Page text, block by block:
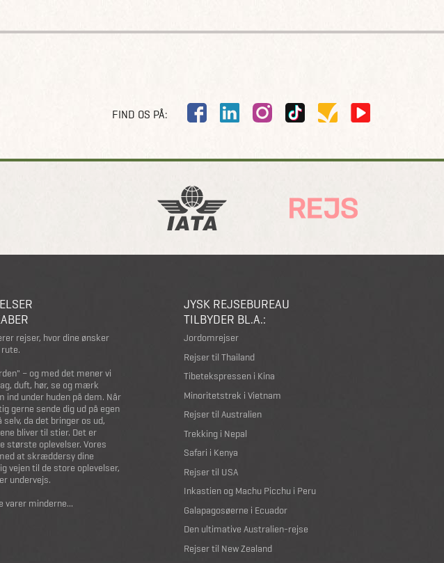
FIND OS PÅ:
rejser, hvor dine ønsker
– og med det mener vi
duft, hør, se og mærk
under huden på dem. Når
gerne sende dig ud på egen
da det bringer os ud,
bliver til stier. Det er
største oplevelser. Vores
at skræddersy dine
vejen til de store oplevelser,
undervejs.
varer minderne...
JYSK REJSEBUREAU
TILBYDER BL.A.:
Jordomrejser
Rejser til Thailand
Tibetekspressen i Kina
Minoritetstrek i Vietnam
Rejser til Australien
Trekking i Nepal
Safari i Kenya
Rejser til USA
Inkastien og Machu Picchu i Peru
Galapagosøerne i Ecuador
Den ultimative Australien-rejse
Rejser til New Zealand